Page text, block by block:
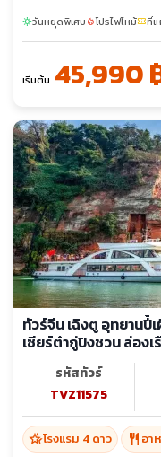
sunnyวันหยุดพิเศษlocal_fire_departmentโปรไฟไหม้confirmation_numberที่เ
เริ่มต้น 45,990
ทัวร์จีน เฉิงตู อุทยานปี้
เซียร์ต๋ากู่ปิงชวน ล่อง
รหัสทัวร์
TVZ11575
hotel_classโรงแรม 4 ดาว restaurant อา